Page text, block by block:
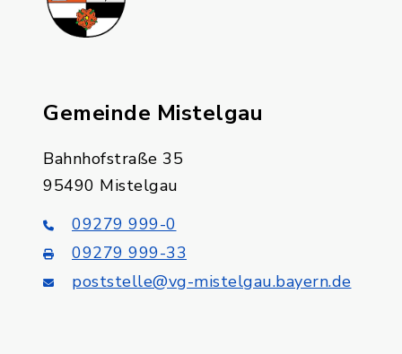
Gemeinde Mistelgau
Bahnhofstraße 35
95490 Mistelgau
09279 999-0
09279 999-33
poststelle@vg-mistelgau.bayern.de